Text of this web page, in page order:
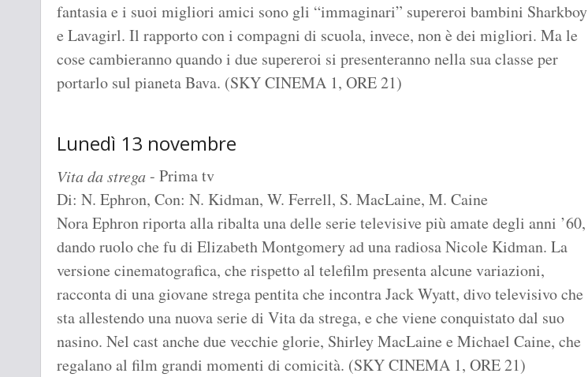
fantasia e i suoi migliori amici sono gli “immaginari” supereroi bambini Sharkboy
e Lavagirl. Il rapporto con i compagni di scuola, invece, non è dei migliori. Ma le
cose cambieranno quando i due supereroi si presenteranno nella sua classe per
portarlo sul pianeta Bava. (SKY CINEMA 1, ORE 21)
Lunedì 13 novembre
Vita da strega- Prima tv
Di: N. Ephron, Con: N. Kidman, W. Ferrell, S. MacLaine, M. Caine
Nora Ephron riporta alla ribalta una delle serie televisive più amate degli anni ’60,
dando ruolo che fu di Elizabeth Montgomery ad una radiosa Nicole Kidman. La
versione cinematografica, che rispetto al telefilm presenta alcune variazioni,
racconta di una giovane strega pentita che incontra Jack Wyatt, divo televisivo che
sta allestendo una nuova serie di Vita da strega, e che viene conquistato dal suo
nasino. Nel cast anche due vecchie glorie, Shirley MacLaine e Michael Caine, che
regalano al film grandi momenti di comicità. (SKY CINEMA 1, ORE 21)